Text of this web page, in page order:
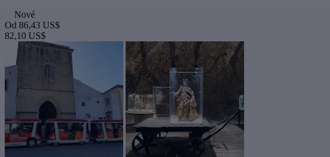
Nové
Od 86,43 US$
82,10 US$